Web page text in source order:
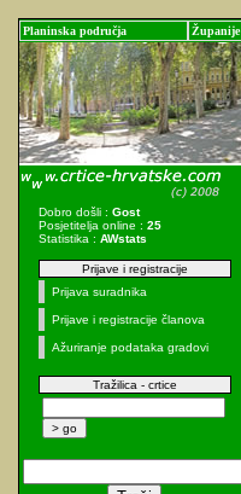
Planinska područja Županije
Dobro došli : Gost
Posjetitelja online : 25
Statistika : AWstats
Prijave i registracije
Prijava suradnika
Prijave i registracije članova
Ažuriranje podataka gradovi
Tražilica - crtice